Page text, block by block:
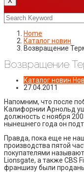
Home
Каталог новин
Возвращение
Возвращение
Каталог новин
27.04.2011
Напомним, что после
Калифорнии Арнольд
должность с ноября
нынешнего года он
Правда, пока еще не
производства пятой
покупателями
Lionsgate, а также CBS
франшизу были